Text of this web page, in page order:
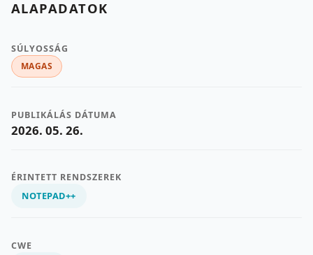
ALAPADATOK
SÚLYOSSÁG
MAGAS
PUBLIKÁLÁS DÁTUMA
2026. 05. 26.
ÉRINTETT RENDSZEREK
NOTEPAD++
CWE